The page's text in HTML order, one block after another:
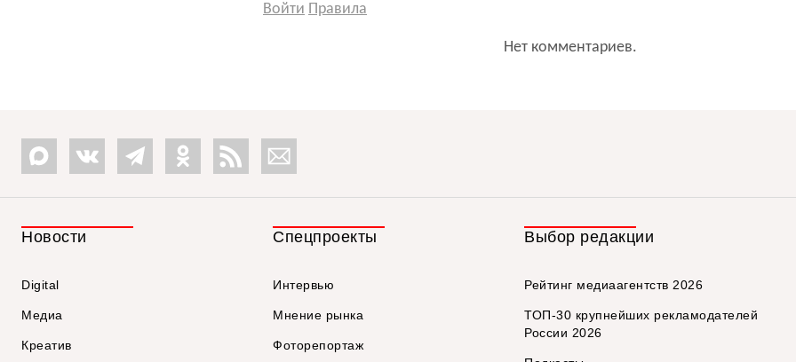
Войти Правила
Нет комментариев.
Новости
Digital
Медиа
Креатив
Спецпроекты
Интервью
Мнение рынка
Фоторепортаж
Выбор редакции
Рейтинг медиаагентств 2026
ТОП-30 крупнейших рекламодателей
России 2026